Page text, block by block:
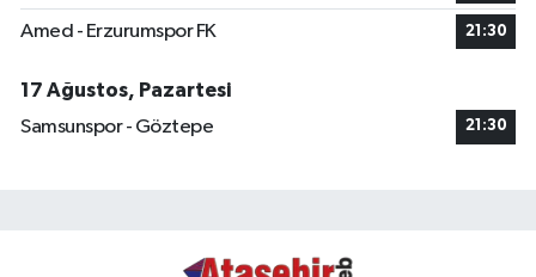
Amed - Erzurumspor FK 21:30
17 Ağustos, Pazartesi
Samsunspor - Göztepe
21:30